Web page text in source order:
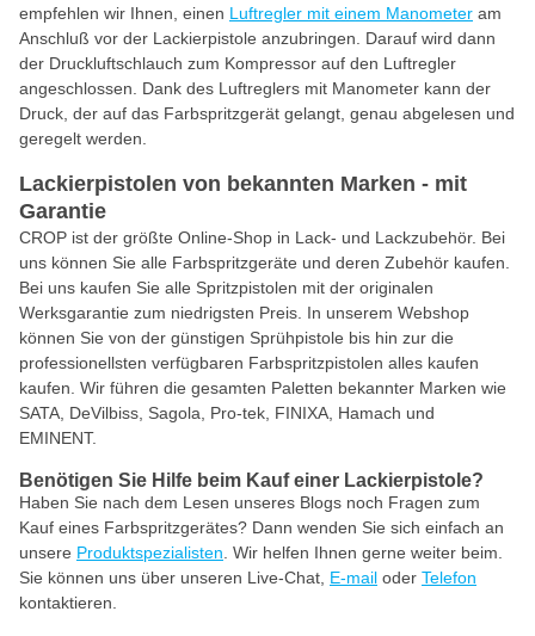
empfehlen wir Ihnen, einen Luftregler mit einem Manometer am
Anschluß vor der Lackierpistole anzubringen. Darauf wird dann
der Druckluftschlauch zum Kompressor auf den Luftregler
angeschlossen. Dank des Luftreglers mit Manometer kann der
Druck, der auf das Farbspritzgerät gelangt, genau abgelesen und
geregelt werden.
Lackierpistolen von bekannten Marken - mit
Garantie
CROP ist der größte Online-Shop in Lack- und Lackzubehör. Bei
uns können Sie alle Farbspritzgeräte und deren Zubehör kaufen.
Bei uns kaufen Sie alle Spritzpistolen mit der originalen
Werksgarantie zum niedrigsten Preis. In unserem Webshop
können Sie von der günstigen Sprühpistole bis hin zur die
professionellsten verfügbaren Farbspritzpistolen alles kaufen
kaufen. Wir führen die gesamten Paletten bekannter Marken wie
SATA, DeVilbiss, Sagola, Pro-tek, FINIXA, Hamach und
EMINENT.
Benötigen Sie Hilfe beim Kauf einer Lackierpistole?
Haben Sie nach dem Lesen unseres Blogs noch Fragen zum
Kauf eines Farbspritzgerätes? Dann wenden Sie sich einfach an
unsere Produktspezialisten . Wir helfen Ihnen gerne weiter beim.
Sie können uns über unseren Live-Chat, E-mail oder Telefon
kontaktieren.